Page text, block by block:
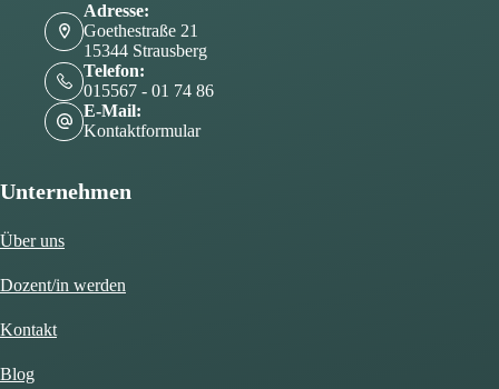
Adresse:
Goethestraße 21
15344 Strausberg
Telefon:
015567 - 01 74 86
E-Mail:
Kontaktformular
Unternehmen
Über uns
Dozent/in werden
Kontakt
Blog